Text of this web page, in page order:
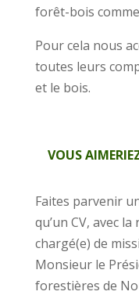
forêt-bois
Pour cela nous
toutes leurs
et le bois.
VOUS
Faites parvenir
qu’un CV, avec
chargé(e) de
Monsieur le
forestières de